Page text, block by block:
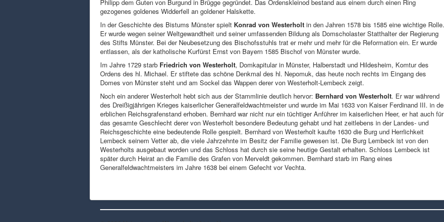
Philipp dem Guten von Burgund in Brügge gegründet. Das Ordenskleinod bestand aus einem durch einen Ring
gezogenes goldenes Widderfell an goldener Halskette.
In der Geschichte des Bistums Münster spielt Konrad von Westerholt in den Jahren 1578 bis 1585 eine wichtige Rolle.
Er wurde wegen seiner Weltgewandtheit und seiner umfassenden Bildung als Domscholaster Statthalter der Regierung
des Stifts Münster. Bei der Neubesetzung des Bischofsstuhls trat er mehr und mehr für die Reformation ein. Er wurde
entlassen, als der katholische Kurfürst Ernst von Bayern 1585 Bischof von Münster wurde.
Im Jahre 1729 starb Friedrich von Westerholt, Domkapitular in Münster, Halberstadt und Hildesheim, Komtur des
Ordens des hl. Michael. Er stiftete das schöne Denkmal des hl. Nepomuk, das heute noch rechts im Eingang des
Domes von Münster steht und am Sockel das Wappen derer von Westerholt-Lembeck zeigt.
Noch ein anderer Westerholt hebt sich aus der Stammlinie deutlich hervor: Bernhard von Westerholt. Er war während
des Dreißigjährigen Krieges kaiserlicher Generalfeldwachtmeister und wurde im Mai 1633 von Kaiser Ferdinand III. in
erblichen Reichsgrafenstand erhoben. Bernhard war nicht nur ein tüchtiger Anführer im kaiserlichen Heer, er hat auch für
das gesamte Geschlecht derer von Westerholt besondere Bedeutung gehabt und hat zeitlebens in der Landes- und
Reichsgeschichte eine bedeutende Rolle gespielt. Bernhard von Westerholt kaufte 1630 die Burg und Herrlichkeit
Lembeck seinem Vetter ab, die viele Jahrzehnte im Besitz der Familie gewesen ist. Die Burg Lembeck ist von den
Westerholts ausgebaut worden und das Schloss hat durch sie seine heutige Gestalt erhalten. Schloss Lembeck ist
später durch Heirat an die Familie des Grafen von Merveldt gekommen. Bernhard starb im Rang eines
Generalfeldwachtmeisters im Jahre 1638 bei einem Gefecht vor Vechta.